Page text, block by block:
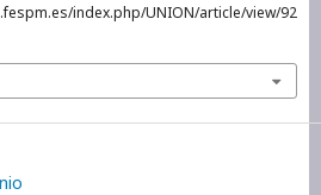
index.php/UNION/article/view/92